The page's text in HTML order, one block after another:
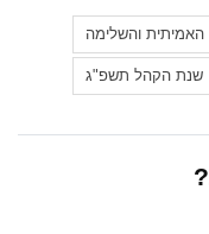
והשלימה
שנת הקהל תשפ"ג